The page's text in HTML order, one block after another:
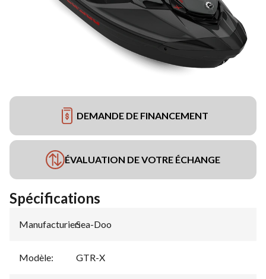
DEMANDE DE FINANCEMENT
ÉVALUATION DE VOTRE ÉCHANGE
Spécifications
Manufacturier:
Sea-Doo
Modèle: GTR-X